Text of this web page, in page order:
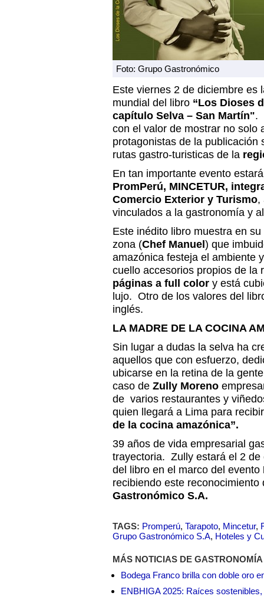
Foto: Grupo Gastronómico
Este viernes 2 de diciembre es
mundial del libro “Los Dioses
capítulo Selva – San Martín".
con el valor de mostrar no solo
protagonistas de la publicación
rutas gastro-turisticas de la
En tan importante evento
PromPerú, MINCETUR,
Comercio Exterior y Turismo,
vinculados a la gastronomía y
Este inédito libro muestra en
zona (Chef Manuel ) que
amazónica festeja el ambiente
cuello accesorios propios de la
páginas a full color y está
lujo. Otro de los valores del
inglés.
LA MADRE DE LA COCINA
Sin lugar a dudas la selva ha
aquellos que con esfuerzo,
ubicarse en la retina de la
caso de Zully Moreno
de varios restaurantes y
quien llegará a Lima para
de la cocina amazónica”.
39 años de vida empresarial
trayectoria. Zully estará el 2
del libro en el marco del evento
recibiendo este
Gastronómico S.A.
TAGS: Promperú, Tarapoto, Mincetur,
Grupo Gastronómico S.A, Hoteles y
MÁS NOTICIAS DE GASTRONOMÍA
Bodega Franco brilla con doble oro
ENBHIGA 2025: Raíces